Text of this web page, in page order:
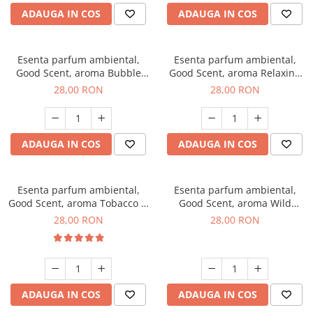
ADAUGA IN COS ADAUGA IN COS
Esenta parfum ambiental,
Good Scent, aroma Bubble
Gum, 20 g
28,00 RON
ADAUGA IN COS
Esenta parfum ambiental,
Good Scent, aroma Relaxing
Lavender, 20 g
28,00 RON
ADAUGA IN COS
Esenta parfum ambiental,
Good Scent, aroma Tobacco &
Vanilla, 20 g
28,00 RON
ADAUGA IN COS
Esenta parfum ambiental,
Good Scent, aroma Wild
Sailor, 20 g
28,00 RON
ADAUGA IN COS